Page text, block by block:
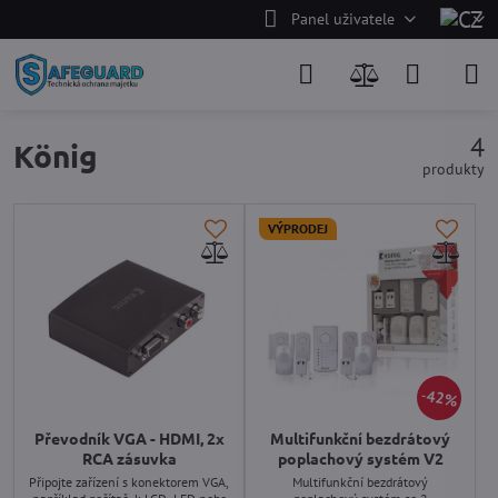
Panel uživatele
König 4
produkty
Převodník VGA - HDMI, 2x
RCA zásuvka
Připojte zařízení s konektorem VGA,
42%
VÝPRODEJ
Multifunkční bezdrátový
poplachový systém V2
Multifunkční bezdrátový